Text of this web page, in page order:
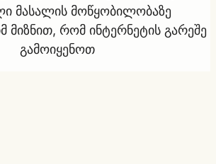
მასალის მოწყობილობაზე
მიზნით, რომ ინტერნეტის გარეშე
გამოიყენოთ